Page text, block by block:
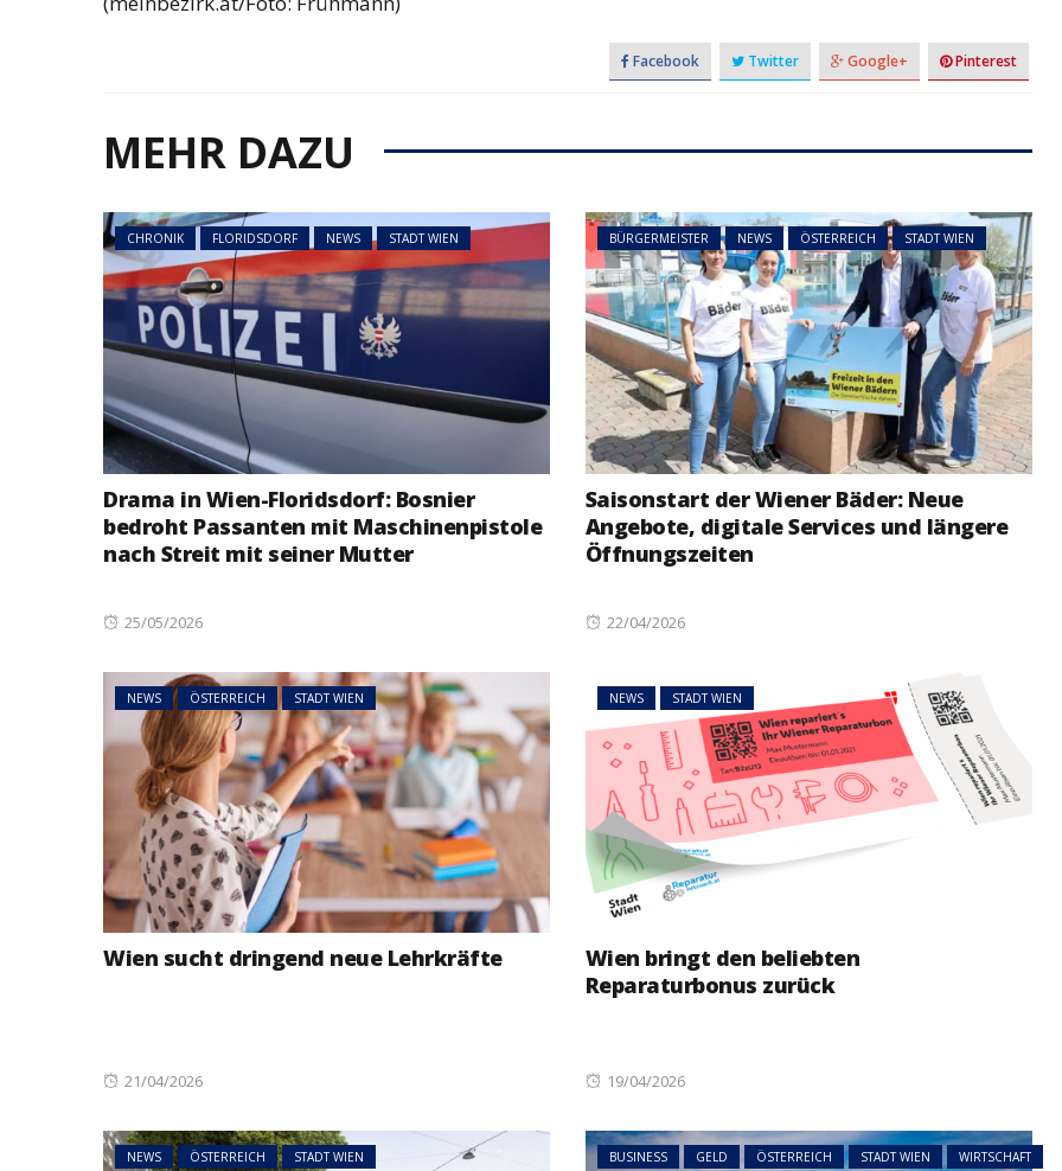
Facebook Twitter Google+ Pinterest
MEHR DAZU
CHRONIK FLORIDSDORF NEWS STADT WIEN
Drama in Wien-Floridsdorf: Bosnier
bedroht Passanten mit Maschinenpistole
nach Streit mit seiner Mutter
Posted
25/05/2026
BÜRGERMEISTER NEWS ÖSTERREICH STADT WIEN
Saisonstart der Wiener Bäder: Neue
Angebote, digitale Services und längere
Öffnungszeiten
Posted
22/04/2026
NEWS ÖSTERREICH STADT WIEN
Wien sucht dringend neue Lehrkräfte
Posted
21/04/2026
NEWS STADT WIEN
Wien bringt den beliebten
Reparaturbonus zurück
Posted
19/04/2026
NEWS ÖSTERREICH STADT WIEN BUSINESS GELD ÖSTERREICH STADT WIEN WIRTSCHAFT